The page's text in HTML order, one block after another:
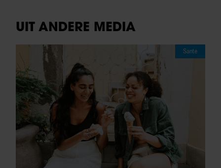
UIT ANDERE MEDIA
Sante